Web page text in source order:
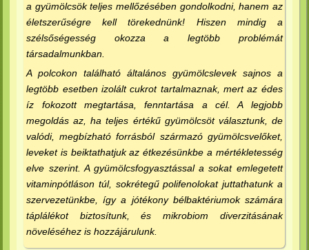
a gyümölcsök teljes mellőzésében gondolkodni, hanem az
életszerűségre kell törekednünk! Hiszen mindig a
szélsőségesség okozza a legtöbb problémát
társadalmunkban.
A polcokon található általános gyümölcslevek sajnos a
legtöbb esetben izolált cukrot tartalmaznak, mert az édes
íz fokozott megtartása, fenntartása a cél. A legjobb
megoldás az, ha teljes értékű gyümölcsöt választunk, de
valódi, megbízható forrásból származó gyümölcsvelőket,
leveket is beiktathatjuk az étkezésünkbe a mértékletesség
elve szerint. A gyümölcsfogyasztással a sokat emlegetett
vitaminpótláson túl, sokrétegű polifenolokat juttathatunk a
szervezetünkbe, így a jótékony bélbaktériumok számára
táplálékot biztosítunk, és mikrobiom diverzitásának
növeléséhez is hozzájárulunk.